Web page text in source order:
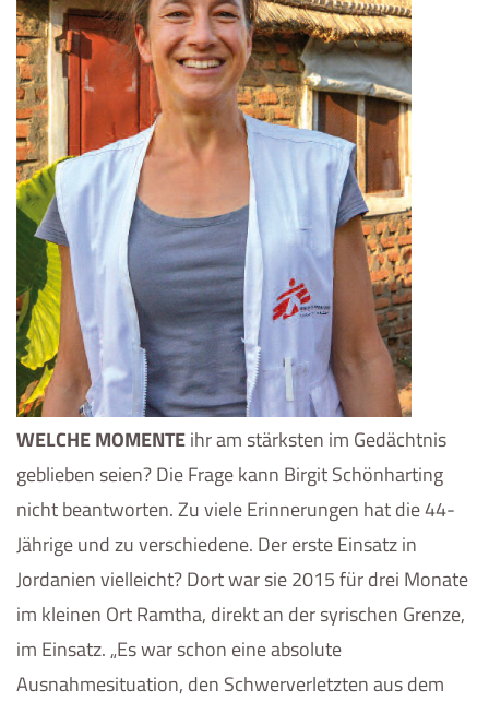
WELCHE MOMENTEihr am stärksten im Gedächtnis
geblieben seien? Die Frage kann Birgit Schönharting
nicht beantworten. Zu viele Erinnerungen hat die 44-
Jährige und zu verschiedene. Der erste Einsatz in
Jordanien vielleicht? Dort war sie 2015 für drei Monate
im kleinen Ort Ramtha, direkt an der syrischen Grenze,
im Einsatz. „Es war schon eine absolute
Ausnahmesituation, den Schwerverletzten aus dem